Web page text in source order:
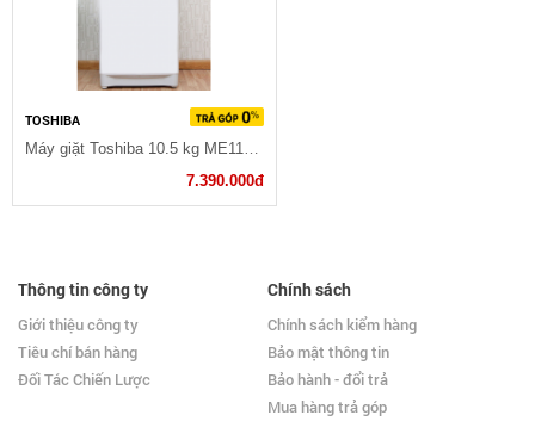
TOSHIBA
7.390.000đ
Thông tin công ty
Giới thiệu công ty
Tiêu chí bán hàng
Đối Tác Chiến Lược
Chính sách
Chính sách kiểm hàng
Bảo mật thông tin
Bảo hành - đổi trả
Mua hàng trả góp